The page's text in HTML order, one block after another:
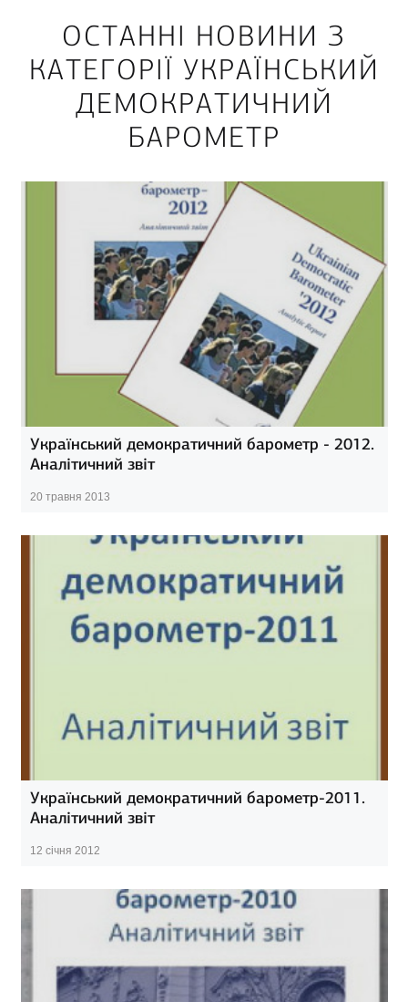
ОСТАННІ НОВИНИ З
КАТЕГОРІЇ УКРАЇНСЬКИЙ
ДЕМОКРАТИЧНИЙ
БАРОМЕТР
Український демократичний барометр - 2012.
Аналітичний звіт
20 травня 2013
Український демократичний барометр-2011.
Аналітичний звіт
12 січня 2012